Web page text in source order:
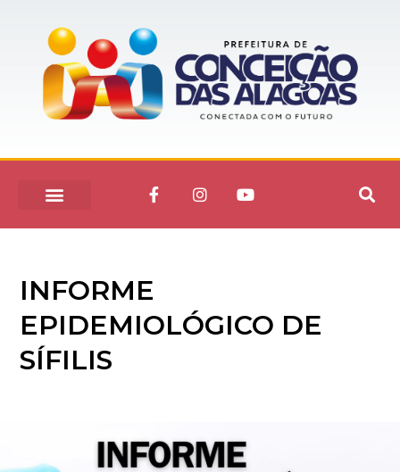
INFORME
EPIDEMIOLÓGICO DE
SÍFILIS